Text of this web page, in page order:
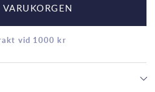
vid 1000 kr